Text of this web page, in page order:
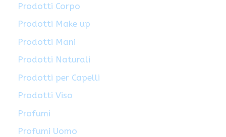
Prodotti Corpo
Prodotti Make up
Prodotti Mani
Prodotti Naturali
Prodotti per Capelli
Prodotti Viso
Profumi
Profumi Uomo